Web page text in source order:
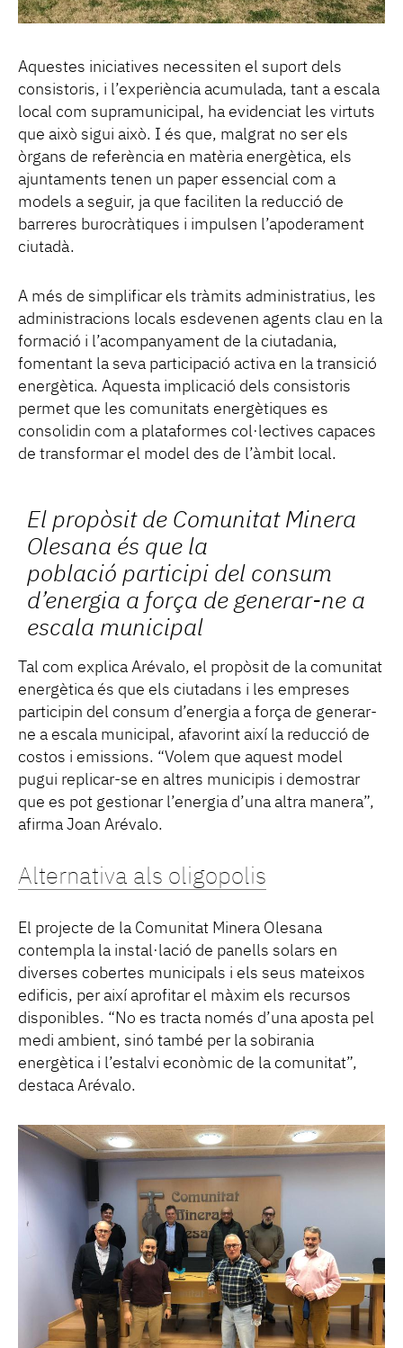
Aquestes iniciatives necessiten el suport dels
consistoris, i l’experiència acumulada, tant a escala
local com supramunicipal, ha evidenciat les virtuts
que això sigui això. I és que, malgrat no ser els
òrgans de referència en matèria energètica, els
ajuntaments tenen un paper essencial com a
models a seguir, ja que faciliten la reducció de
barreres burocràtiques i impulsen l’apoderament
ciutadà.
A més de simplificar els tràmits administratius, les
administracions locals esdevenen agents clau en la
formació i l’acompanyament de la ciutadania,
fomentant la seva participació activa en la transició
energètica. Aquesta implicació dels consistoris
permet que les comunitats energètiques es
consolidin com a plataformes col·lectives capaces
de transformar el model des de l’àmbit local.
El propòsit de Comunitat Minera
Olesana és que la
població participi del consum
d’energia a força de generar-ne a
escala municipal
Tal com explica Arévalo, el propòsit de la comunitat
energètica és que els ciutadans i les empreses
participin del consum d’energia a força de generar-
ne a escala municipal, afavorint així la reducció de
costos i emissions. “Volem que aquest model
pugui replicar-se en altres municipis i demostrar
que es pot gestionar l’energia d’una altra manera”,
afirma Joan Arévalo.
Alternativa als oligopolis
El projecte de la Comunitat Minera Olesana
contempla la instal·lació de panells solars en
diverses cobertes municipals i els seus mateixos
edificis, per així aprofitar el màxim els recursos
disponibles. “No es tracta només d’una aposta pel
medi ambient, sinó també per la sobirania
energètica i l’estalvi econòmic de la comunitat”,
destaca Arévalo.